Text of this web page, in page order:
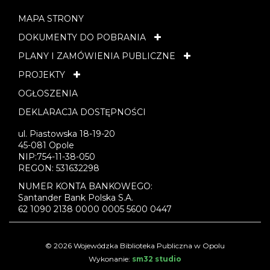
MAPA STRONY
DOKUMENTY DO POBRANIA
PLANY I ZAMÓWIENIA PUBLICZNE
PROJEKTY
OGŁOSZENIA
DEKLARACJA DOSTĘPNOŚCI
ul. Piastowska 18-19-20
45-081 Opole
NIP:754-11-38-050
REGON: 531632298
NUMER KONTA BANKOWEGO:
Santander Bank Polska S.A.
62 1090 2138 0000 0005 5600 0447
© 2026 Wojewódzka Biblioteka Publiczna w Opolu
Wykonanie: sm32 studio